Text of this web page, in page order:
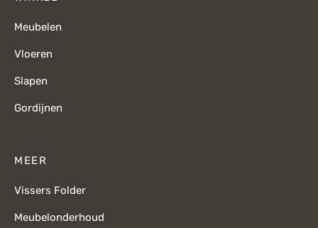
Meubelen
Vloeren
Slapen
Gordijnen
MEER
Vissers Folder
Meubelonderhoud